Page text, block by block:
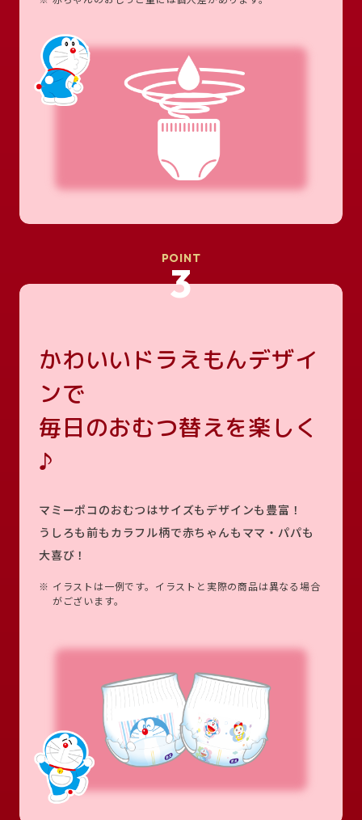
POINT
3
かわいいドラえもんデザイ
ンで
毎日のおむつ替えを楽しく
♪
マミーポコのおむつはサイズもデザインも豊富！
うしろも前もカラフル柄で赤ちゃんもママ・パパも
大喜び！
※ イラストは一例です。イラストと実際の商品は異なる場合
がございます。